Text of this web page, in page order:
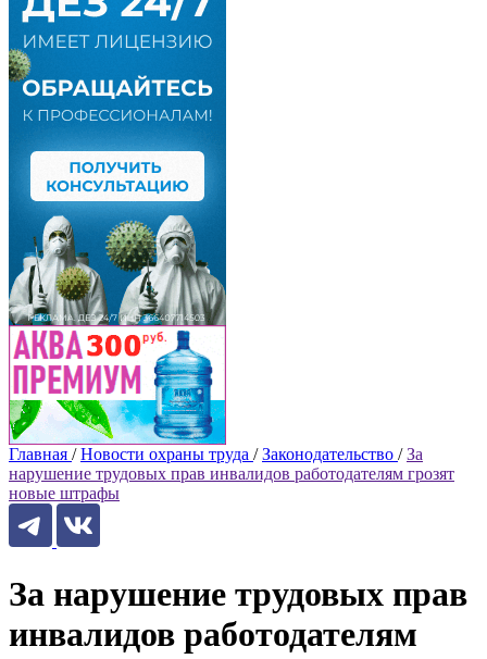
Главная / Новости охраны труда / Законодательство / За
нарушение трудовых прав инвалидов работодателям грозят
новые штрафы
За нарушение трудовых прав
инвалидов работодателям